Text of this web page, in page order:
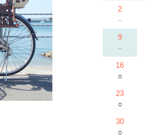
2
－
9
－
16
○
23
○
30
○